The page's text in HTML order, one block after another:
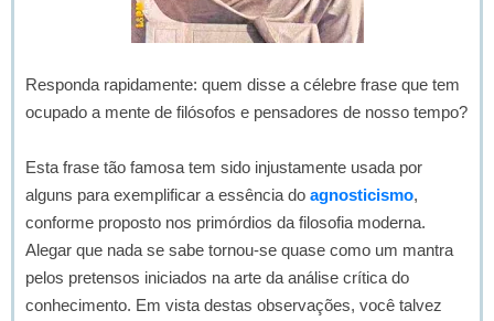
Responda rapidamente: quem disse a célebre frase que tem
ocupado a mente de filósofos e pensadores de nosso tempo?
Esta frase tão famosa tem sido injustamente usada por
alguns para exemplificar a essência do agnosticismo,
conforme proposto nos primórdios da filosofia moderna.
Alegar que nada se sabe tornou-se quase como um mantra
pelos pretensos iniciados na arte da análise crítica do
conhecimento. Em vista destas observações, você talvez